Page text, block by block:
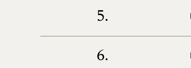
5.
6.